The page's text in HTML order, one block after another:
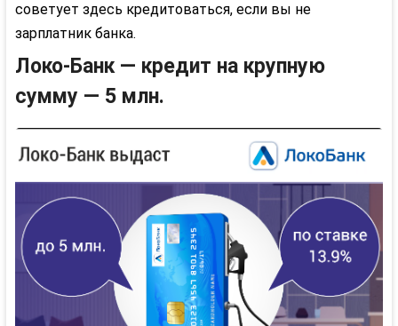
советует здесь кредитоваться, если вы не
зарплатник банка.
Локо-Банк — кредит на крупную
сумму — 5 млн.